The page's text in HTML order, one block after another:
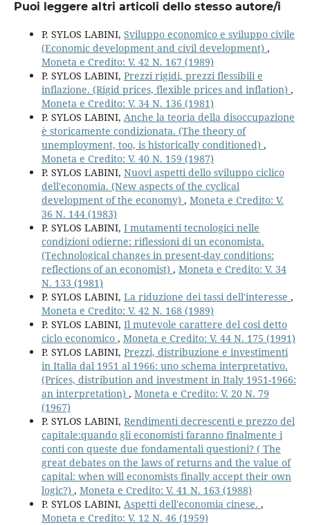
Puoi leggere altri articoli dello stesso autore/i
P. SYLOS LABINI, Sviluppo economico e sviluppo civile
(Economic development and civil development) ,
Moneta e Credito: V. 42 N. 167 (1989)
P. SYLOS LABINI, Prezzi rigidi, prezzi flessibili e
inflazione. (Rigid prices, flexible prices and inflation) ,
Moneta e Credito: V. 34 N. 136 (1981)
P. SYLOS LABINI, Anche la teoria della disoccupazione
è storicamente condizionata. (The theory of
unemployment, too, is historically conditioned) ,
Moneta e Credito: V. 40 N. 159 (1987)
P. SYLOS LABINI, Nuovi aspetti dello sviluppo ciclico
dell'economia. (New aspects of the cyclical
development of the economy) , Moneta e Credito: V.
36 N. 144 (1983)
P. SYLOS LABINI, I mutamenti tecnologici nelle
condizioni odierne: riflessioni di un economista.
(Technological changes in present-day conditions:
reflections of an economist) , Moneta e Credito: V. 34
N. 133 (1981)
P. SYLOS LABINI, La riduzione dei tassi dell'interesse ,
Moneta e Credito: V. 42 N. 168 (1989)
P. SYLOS LABINI, Il mutevole carattere del cosi detto
ciclo economico , Moneta e Credito: V. 44 N. 175 (1991)
P. SYLOS LABINI, Prezzi, distribuzione e investimenti
in Italia dal 1951 al 1966: uno schema interpretativo.
(Prices, distribution and investment in Italy 1951-1966:
an interpretation) , Moneta e Credito: V. 20 N. 79
(1967)
P. SYLOS LABINI, Rendimenti decrescenti e prezzo del
capitale:quando gli economisti faranno finalmente i
conti con queste due fondamentali questioni? ( The
great debates on the laws of returns and the value of
capital: when will economists finally accept their own
logic?) , Moneta e Credito: V. 41 N. 163 (1988)
P. SYLOS LABINI, Aspetti dell'economia cinese. ,
Moneta e Credito: V. 12 N. 46 (1959)